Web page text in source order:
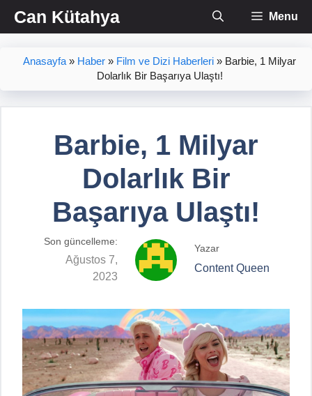
İçeriğe
atlaCan Kütahya Menu
Anasayfa » Haber » Film ve Dizi Haberleri » Barbie, 1 Milyar
Dolarlık Bir Başarıya Ulaştı!
Barbie, 1 Milyar
Dolarlık Bir
Başarıya Ulaştı!
Son güncelleme:
Ağustos 7,
2023
Yazar
Content Queen